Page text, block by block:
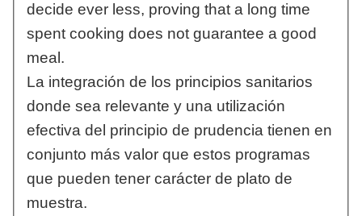
decide ever less, proving that a long time
spent cooking does not guarantee a good
meal.
La integración de los principios sanitarios
donde sea relevante y una utilización
efectiva del principio de prudencia tienen en
conjunto más valor que estos programas
que pueden tener carácter de plato de
muestra.